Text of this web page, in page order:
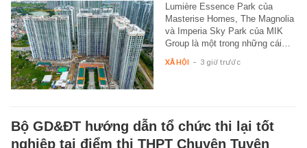
Lumière Essence Park của
Masterise Homes, The Magnolia
và Imperia Sky Park của MIK
Group là một trong những cái…
XÃ HỘI - 3 giờ trước
Bộ GD&ĐT hướng dẫn tổ chức thi lại tốt
nghiệp tại điểm thi THPT Chuyên Tuyên